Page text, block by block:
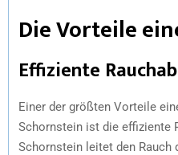
Die Vorteile
Effiziente
Einer der größten Vorteile
Schornstein ist die effiziente
Schornstein leitet den Rauch